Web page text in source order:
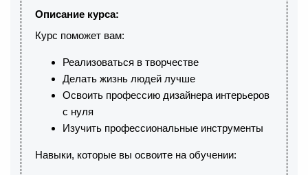
Описание курса:
Курс поможет вам:
Реализоваться в творчестве
Делать жизнь людей лучше
Освоить профессию дизайнера интерьеров
с нуля
Изучить профессиональные инструменты
Навыки, которые вы освоите на обучении: